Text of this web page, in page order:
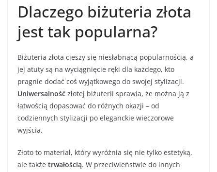
Dlaczego biżuteria złota
jest tak popularna?
Biżuteria złota cieszy się niesłabnącą popularnością, a
jej atuty są na wyciągnięcie ręki dla każdego, kto
pragnie dodać coś wyjątkowego do swojej stylizacji.
Uniwersalność złotej biżuterii sprawia, że można ją z
łatwością dopasować do różnych okazji – od
codziennych stylizacji po eleganckie wieczorowe
wyjścia.
Złoto to materiał, który wyróżnia się nie tylko estetyką,
ale także trwałością. W przeciwieństwie do innych